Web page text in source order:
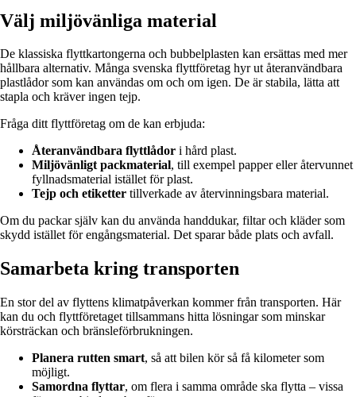
Välj miljövänliga material
De klassiska flyttkartongerna och bubbelplasten kan ersättas med mer
hållbara alternativ. Många svenska flyttföretag hyr ut återanvändbara
plastlådor som kan användas om och om igen. De är stabila, lätta att
stapla och kräver ingen tejp.
Fråga ditt flyttföretag om de kan erbjuda:
Återanvändbara flyttlådor i hård plast.
Miljövänligt packmaterial, till exempel papper eller återvunnet
fyllnadsmaterial istället för plast.
Tejp och etiketter tillverkade av återvinningsbara material.
Om du packar själv kan du använda handdukar, filtar och kläder som
skydd istället för engångsmaterial. Det sparar både plats och avfall.
Samarbeta kring transporten
En stor del av flyttens klimatpåverkan kommer från transporten. Här
kan du och flyttföretaget tillsammans hitta lösningar som minskar
körsträckan och bränsleförbrukningen.
Planera rutten smart, så att bilen kör så få kilometer som
möjligt.
Samordna flyttar, om flera i samma område ska flytta – vissa